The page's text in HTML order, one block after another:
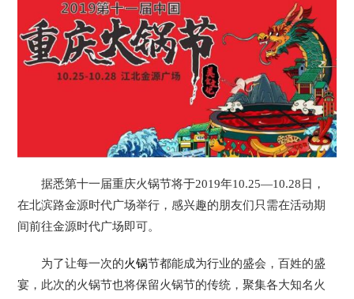
据悉第十一届重庆火锅节将于2019年10.25—10.28日，
在北滨路金源时代广场举行，感兴趣的朋友们只需在活动期
间前往金源时代广场即可。
为了让每一次的火锅节都能成为行业的盛会，百姓的盛
宴，此次的火锅节也将保留火锅节的传统，聚集各大知名火